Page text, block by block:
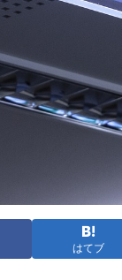
はてブ